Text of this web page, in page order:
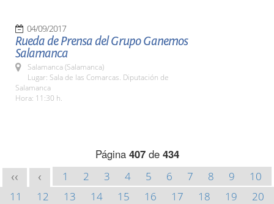
04/09/2017
Rueda de Prensa del Grupo Ganemos
Salamanca
Salamanca (Salamanca)
Lugar: Sala de las Comarcas. Diputación de
Salamanca
Hora: 11:30 h.
Página 407de 434
<< < 1 2 3 4 5 6 7 8 9
10
11
12 13 14 15 16 17 18 19
20